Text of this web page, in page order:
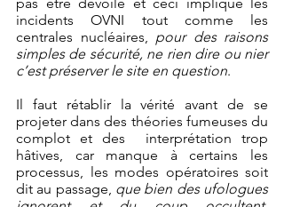
incidents OVNI tout comme les
centrales nucléaires, pour des raisons
simples de sécurité, ne rien dire ou nier
c’est préserver le site en question.
Il faut rétablir la vérité avant de se
projeter dans des théories fumeuses du
complot et des  interprétation trop
hâtives, car manque à certains les
processus, les modes opératoires soit
dit au passage, que bien des ufologues